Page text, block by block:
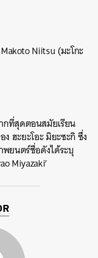
Niitsu (มะโกะ
ที่สุดตอนสมัยเรียน
ฮะยะโอะ มิยะซะกิ ซึ่ง
ยนตร์ชื่อดังได้ระบุ
Miyazaki’